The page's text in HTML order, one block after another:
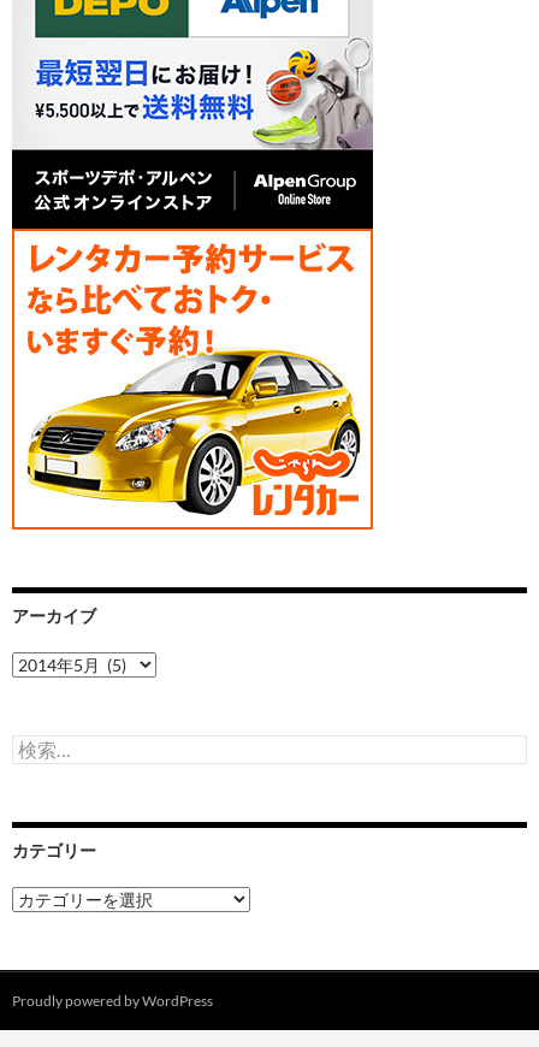
アーカイブ
ア
ー
ブ
検
索:
カテゴリー
カ
テ
Proudly powered by WordPress